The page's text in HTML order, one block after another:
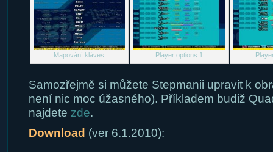
Mapování kláves Player options 1
Samozřejmě si můžete Stepmanii upravit k
není nic moc úžasného). Příkladem budiž
najdete zde.
Download (ver 6.1.2010):